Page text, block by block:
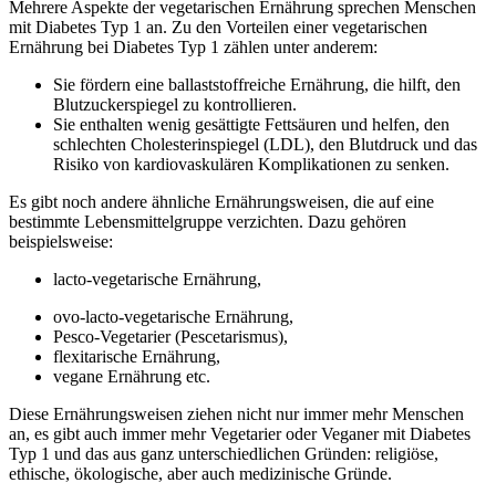
Mehrere Aspekte der vegetarischen Ernährung sprechen Menschen
mit Diabetes Typ 1 an. Zu den Vorteilen einer vegetarischen
Ernährung bei Diabetes Typ 1 zählen unter anderem:
Sie fördern eine ballaststoffreiche Ernährung, die hilft, den
Blutzuckerspiegel zu kontrollieren.
Sie enthalten wenig gesättigte Fettsäuren und helfen, den
schlechten Cholesterinspiegel (LDL), den Blutdruck und das
Risiko von kardiovaskulären Komplikationen zu senken.
Es gibt noch andere ähnliche Ernährungsweisen, die auf eine
bestimmte Lebensmittelgruppe verzichten. Dazu gehören
beispielsweise:
lacto-vegetarische Ernährung,
ovo-lacto-vegetarische Ernährung,
Pesco-Vegetarier (Pescetarismus),
flexitarische Ernährung,
vegane Ernährung etc.
Diese Ernährungsweisen ziehen nicht nur immer mehr Menschen
an, es gibt auch immer mehr Vegetarier oder Veganer mit Diabetes
Typ 1 und das aus ganz unterschiedlichen Gründen: religiöse,
ethische, ökologische, aber auch medizinische Gründe.